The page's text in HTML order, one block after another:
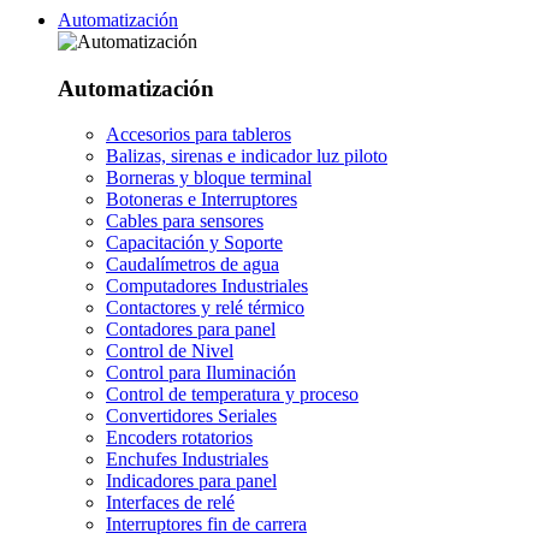
Automatización
Automatización
Accesorios para tableros
Balizas, sirenas e indicador luz piloto
Borneras y bloque terminal
Botoneras e Interruptores
Cables para sensores
Capacitación y Soporte
Caudalímetros de agua
Computadores Industriales
Contactores y relé térmico
Contadores para panel
Control de Nivel
Control para Iluminación
Control de temperatura y proceso
Convertidores Seriales
Encoders rotatorios
Enchufes Industriales
Indicadores para panel
Interfaces de relé
Interruptores fin de carrera